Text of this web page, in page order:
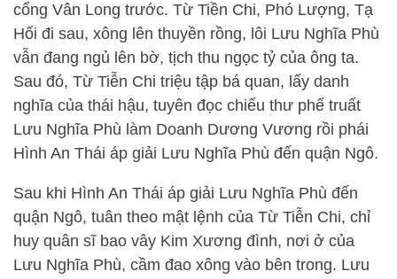
cổng Vân Long trước. Từ Tiền Chi, Phó Lượng, Tạ
Hối đi sau, xông lên thuyền rồng, lôi Lưu Nghĩa Phù
vẫn đang ngủ lên bờ, tịch thu ngọc tỷ của ông ta.
Sau đó, Từ Tiễn Chi triệu tập bá quan, lấy danh
nghĩa của thái hậu, tuyên đọc chiếu thư phế truất
Lưu Nghĩa Phù làm Doanh Dương Vương rồi phái
Hình An Thái áp giải Lưu Nghĩa Phù đến quận Ngô.
Sau khi Hình An Thái áp giải Lưu Nghĩa Phù đến
quận Ngô, tuân theo mật lệnh của Từ Tiễn Chi, chỉ
huy quân sĩ bao vây Kim Xương đình, nơi ở của
Lưu Nghĩa Phù, cầm đao xông vào bên trong. Lưu